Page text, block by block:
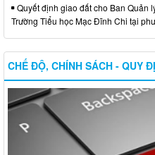
Quyết định giao đất cho Ban Quản
Trường Tiểu học Mạc Đĩnh Chi tại
CHẾ ĐỘ, CHÍNH SÁCH - QUY